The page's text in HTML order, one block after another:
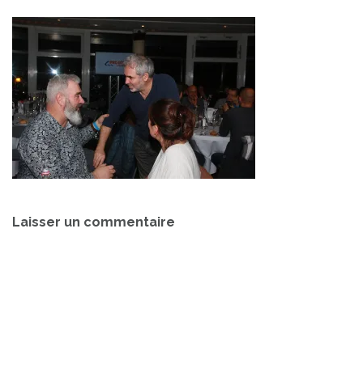
de
Laisser un commentaire